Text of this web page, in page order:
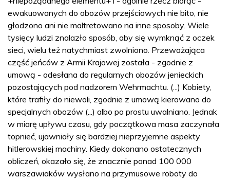
ewakuowanych do obozów przejściowych nie bito, nie
głodzono ani nie maltretowano na inne sposoby. Wiele
tysięcy ludzi znalazło sposób, aby się wymknąć z oczek
sieci, wielu też natychmiast zwolniono. Przeważająca
część jeńców z Armii Krajowej została - zgodnie z
umową - odesłana do regularnych obozów jenieckich
pozostających pod nadzorem Wehrmachtu. (...) Kobiety,
które trafiły do niewoli, zgodnie z umową kierowano do
specjalnych obozów (...) albo po prostu uwalniano. Jednak
w miarę upływu czasu, gdy początkowa masa zaczynała
topnieć, ujawniały się bardziej nieprzyjemne aspekty
hitlerowskiej machiny. Kiedy dokonano ostatecznych
obliczeń, okazało się, że znacznie ponad 100 000
warszawiaków wysłano na przymusowe roboty do